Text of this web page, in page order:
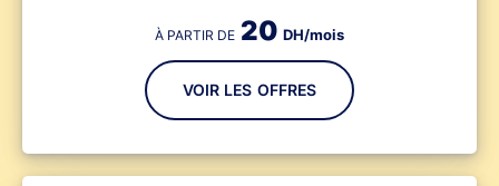
À PARTIR DE 20 DH/mois
VOIR LES OFFRES